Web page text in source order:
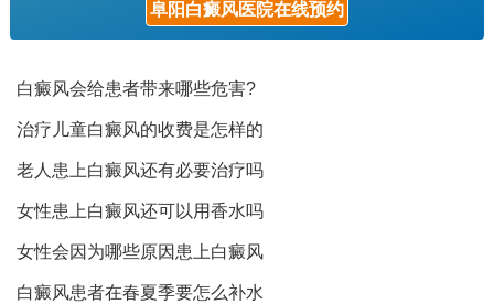
阜阳白癜风医院在线预约
白癜风会给患者带来哪些危害?
治疗儿童白癜风的收费是怎样的
老人患上白癜风还有必要治疗吗
女性患上白癜风还可以用香水吗
女性会因为哪些原因患上白癜风
白癜风患者在春夏季要怎么补水